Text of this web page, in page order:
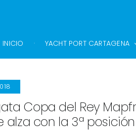
INICIO YACHT PORT CARTAGENA
Copa del Rey
alza con la 3ª